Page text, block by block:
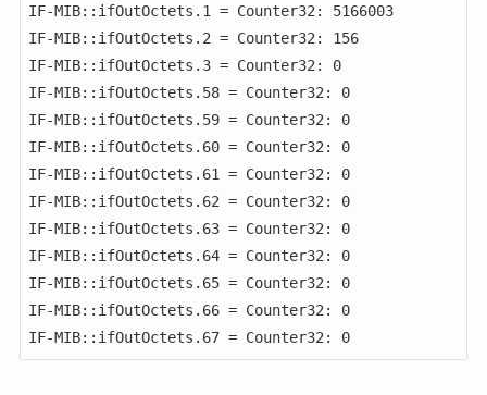
IF-MIB::ifOutOctets.1 = Counter32: 5166003
IF-MIB::ifOutOctets.2 = Counter32: 156
IF-MIB::ifOutOctets.3 = Counter32: 0
IF-MIB::ifOutOctets.58 = Counter32: 0
IF-MIB::ifOutOctets.59 = Counter32: 0
IF-MIB::ifOutOctets.60 = Counter32: 0
IF-MIB::ifOutOctets.61 = Counter32: 0
IF-MIB::ifOutOctets.62 = Counter32: 0
IF-MIB::ifOutOctets.63 = Counter32: 0
IF-MIB::ifOutOctets.64 = Counter32: 0
IF-MIB::ifOutOctets.65 = Counter32: 0
IF-MIB::ifOutOctets.66 = Counter32: 0
IF-MIB::ifOutOctets.67 = Counter32: 0